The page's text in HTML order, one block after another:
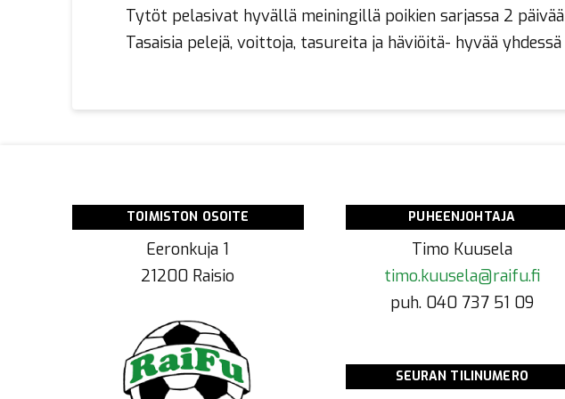
Tytöt pelasivat hyvällä meiningillä poikien sarjassa 2
Tasaisia pelejä, voittoja, tasureita ja häviöitä- hyvää
TOIMISTON OSOITE
Eeronkuja 1
21200 Raisio
PUHEENJOHTAJA
Timo Kuusela
timo.kuusela@raifu.fi
puh. 040 737 51 09
SEURAN TILINUMERO